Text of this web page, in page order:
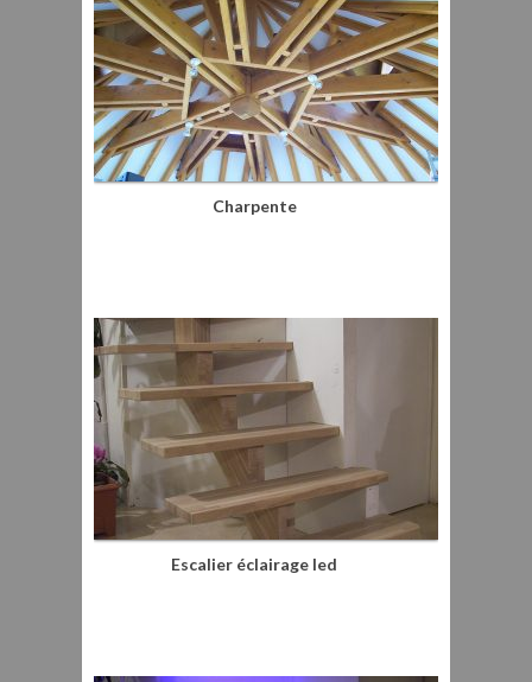
Charpente
Escalier éclairage led